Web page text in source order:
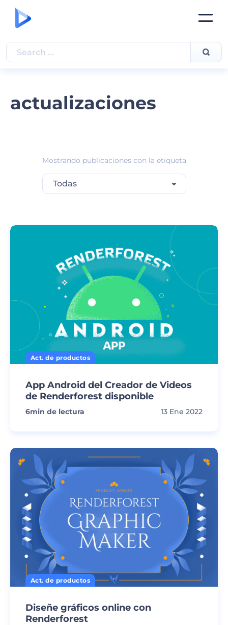
actualizaciones
Mostrando publicaciones con la etiqueta
Todas
Act. de productos
App Android del Creador de Videos
de Renderforest disponible
6min de lectura 13 Ene 2022
Act. de productos
Diseñe gráficos online con
Renderforest